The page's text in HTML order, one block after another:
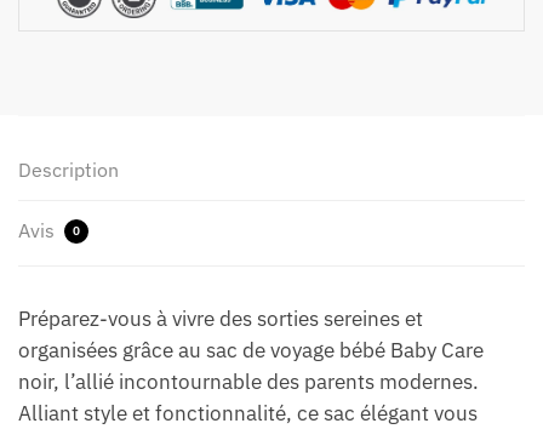
Description
Avis 0
Préparez-vous à vivre des sorties sereines et
organisées grâce au sac de voyage bébé Baby Care
noir, l’allié incontournable des parents modernes.
Alliant style et fonctionnalité, ce sac élégant vous